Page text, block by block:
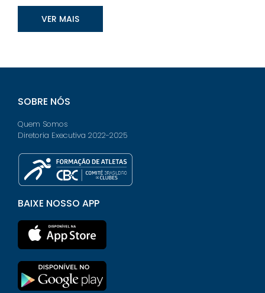
VER MAIS
SOBRE NÓS
Quem Somos
Diretoria Executiva 2022-2025
BAIXE NOSSO APP